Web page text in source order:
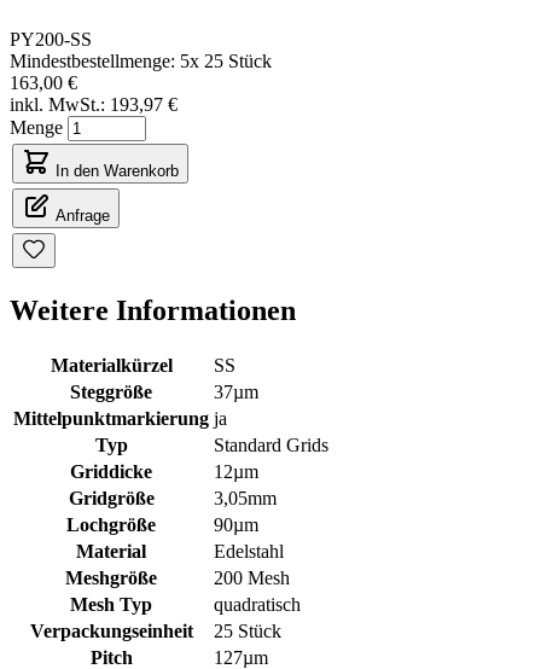
PY200-SS
Mindestbestellmenge: 5x 25 Stück
163,00 €
inkl. MwSt.: 193,97 €
Menge
In den Warenkorb
Anfrage
Weitere Informationen
Materialkürzel
SS
Steggröße
37µm
Mittelpunktmarkierung ja
Typ
Standard Grids
Griddicke
12µm
Gridgröße
3,05mm
Lochgröße
90µm
Material
Edelstahl
Meshgröße
200 Mesh
Mesh Typ
quadratisch
Verpackungseinheit
25 Stück
Pitch
127µm